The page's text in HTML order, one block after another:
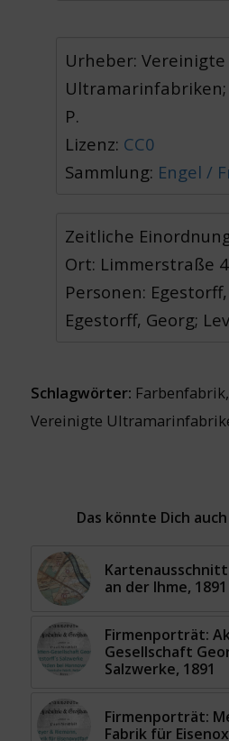
Urheber: Vereinigte
P.
Lizenz: CC0
Sammlung: Engel /
Zeitliche
Ort: Limmerstraße 4
Personen:
Egestorff, Georg;
Schlagwörter: Farbenfabrik,
Vereinigte
Das könnte Dich
an der Ihme, 1891
Firmenporträt:
Gesellschaft
Salzwerke, 1891
Firmenporträt:
Fabrik für